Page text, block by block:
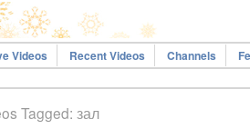
Videos Recent Videos Channels
Tagged: зал